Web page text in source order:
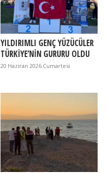
YILDIRIMLI GENÇ YÜZÜCÜLER
TÜRKİYE’NİN GURURU OLDU
20 Haziran 2026 Cumartesi